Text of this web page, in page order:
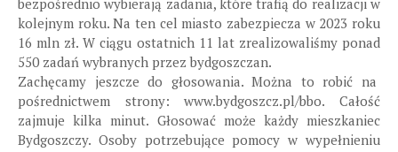
bezpośrednio wybierają zadania, które trafią do realizacji w
kolejnym roku. Na ten cel miasto zabezpiecza w 2023 roku
16 mln zł. W ciągu ostatnich 11 lat zrealizowaliśmy ponad
550 zadań wybranych przez bydgoszczan.
Zachęcamy jeszcze do głosowania. Można to robić na
pośrednictwem strony: www.bydgoszcz.pl/bbo. Całość
zajmuje kilka minut. Głosować może każdy mieszkaniec
Bydgoszczy. Osoby potrzebujące pomocy w wypełnieniu